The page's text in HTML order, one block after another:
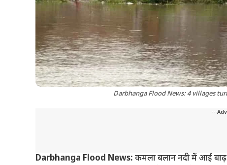
Darbhanga Flood News: 4 villages
---
Darbhanga Flood News: कमला बलान नदी में आई बाढ़